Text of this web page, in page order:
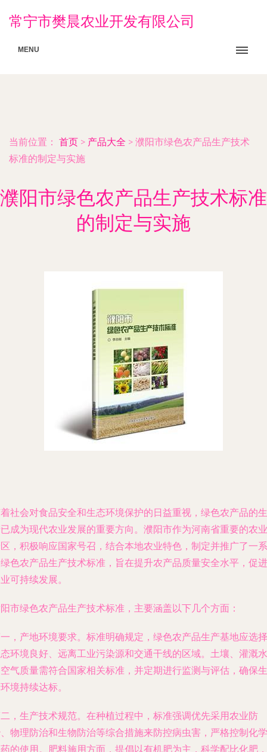
常宁市樊晨农业开发有限公司
MENU
当前位置： 首页 > 产品大全 > 濮阳市绿色农产品生产技术
标准的制定与实施
濮阳市绿色农产品生产技术标准
的制定与实施
社会对食品安全和生态环境保护的日益重视，绿色农产品的生
成为现代农业发展的重要方向。濮阳市作为河南省重要的农业
，积极响应国家号召，结合本地农业特色，制定并推广了一系
色农产品生产技术标准，旨在提升农产品质量安全水平，促进
可持续发展。
市绿色农产品生产技术标准，主要涵盖以下几个方面：
，产地环境要求。标准明确规定，绿色农产品生产基地应选择
环境良好、远离工业污染源和交通干线的区域。土壤、灌溉水
气质量需符合国家相关标准，并定期进行监测与评估，确保生
境持续达标。
，生产技术规范。在种植过程中，标准强调优先采用农业防
物理防治和生物防治等综合措施来防控病虫害，严格控制化学
的使用。肥料施用方面，提倡以有机肥为主，科学配比化肥，